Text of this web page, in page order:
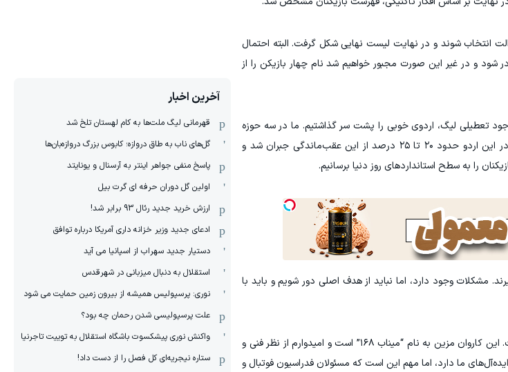
انتخاب شوند و در نهایت لیست نهایی شکل گرفت. البته احتمال
چند بازیکن خط بخورند. امیدوارم ویزای ۲۸ بازیکن صادر شود و در غیر این صورت مجبور خواهیم شد نام چهار بازیکن را از
تعطیلی لیگ، اردوی خوبی را پشت سر گذاشتیم. ما در سه حوزه
حدود ۴۰ درصد عقب بودیم؛ یکی دوندگی، یکی آمادگی بدنی و دیگری سرعت. در این اردو حدود ۲۰ تا ۲۵ درصد از این عقب‌ماندگی جبران شد و
مشکلات وجود دارد، اما نباید از هدف اصلی دور شویم و باید با
سه بازی درون‌تیمی برای ما دستاوردهای زیادی داشت. این کاروان مزین به نام “میناب ۱۶۸” است و امیدوارم از نظر فنی و
ما دارد، اما مهم این است که مسئولان فدراسیون فوتبال و
آخرین اخبار
قهرمانی لیگ ملت‌ها به کام لهستان تلخ شد
گل‌های ناب به طاق دروازه؛ کابوس بزرگ دروازه‌بان‌ها
پاسخ منفی جواهر اینتر به آرسنال و یونایتد
اولین گل دوران حرفه ای گرت بیل
ارزش خرید جدید رئال 93 برابر شد!
ادعای جدید وزیر خزانه داری آمریکا درباره توافق
دستیار جدید سهراب از اسپانیا می آید
استقلال به دنبال میزبانی در شهرقدس
نوری: پرسپولیس همیشه از بیرون زمین حمایت می شود
علت پرسپولیسی شدن رحمان چه بود؟
واکنش نوری پیشکسوت باشگاه استقلال به توییت تاجرنیا
ستاره نیجریه‌ای کل فصل را از دست داد!